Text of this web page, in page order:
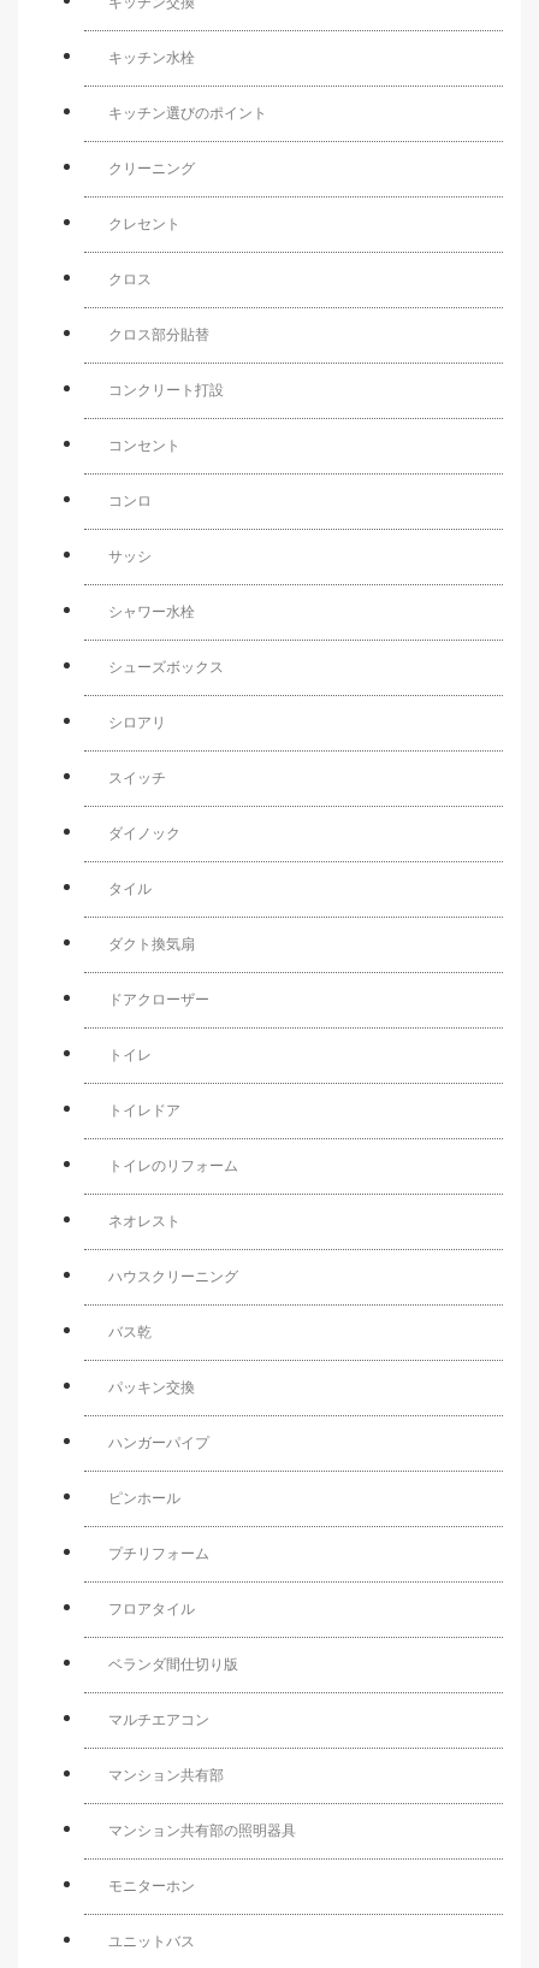
キッチン水栓
キッチン選びのポイント
クリーニング
クレセント
クロス
クロス部分貼替
コンクリート打設
コンセント
コンロ
サッシ
シャワー水栓
シューズボックス
シロアリ
スイッチ
ダイノック
タイル
ダクト換気扇
ドアクローザー
トイレ
トイレドア
トイレのリフォーム
ネオレスト
ハウスクリーニング
バス乾
パッキン交換
ハンガーパイプ
ピンホール
プチリフォーム
フロアタイル
ベランダ間仕切り版
マルチエアコン
マンション共有部
マンション共有部の照明器具
モニターホン
ユニットバス